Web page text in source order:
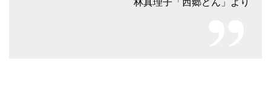
林真理子「西郷どん」より